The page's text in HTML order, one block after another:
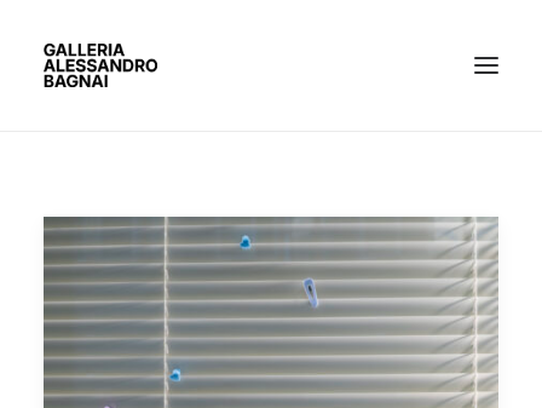
ARTISTI
MOSTRE
GALLERIA
BACHECA